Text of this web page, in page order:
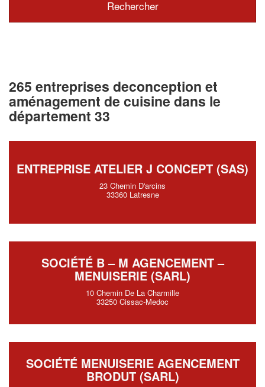
265 entreprises deconception et
aménagement de cuisine dans le
département 33
ENTREPRISE ATELIER J CONCEPT (SAS)
23 Chemin D'arcins
33360 Latresne
SOCIÉTÉ B – M AGENCEMENT –
MENUISERIE (SARL)
10 Chemin De La Charmille
33250 Cissac-Medoc
SOCIÉTÉ MENUISERIE AGENCEMENT
BRODUT (SARL)